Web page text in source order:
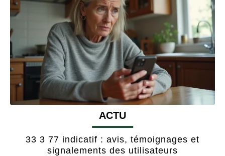
ACTU
33 3 77 indicatif : avis, témoignages et
signalements des utilisateurs